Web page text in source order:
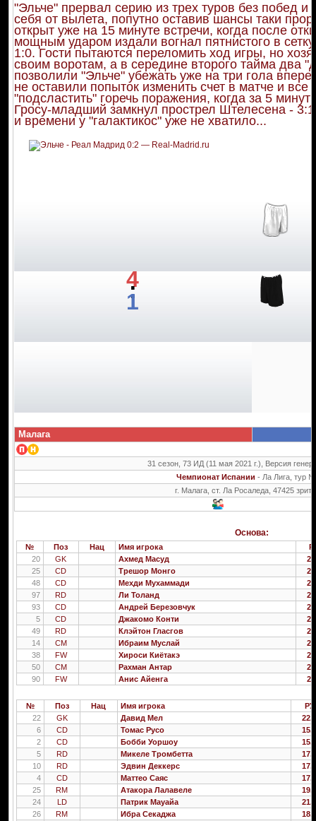
"Эльче" прервал серию из трех туров без побед и
себя от вылета, попутно оставив шансы таки
открыт уже на 15 минуте встречи, когда после
мощным ударом издали вогнал пятнистого в
1:0. Гости пытаются переломить ход игры, но
своим воротам, а в середине второго тайма два
позволили "Эльче" убежать уже на три гола
не оставили попыток изменить счет в матче и все
"подсластить" горечь поражения, когда за 5
Гросу-младший замкнул прострел Штелесена -
и времени у "галактикос" уже не хватило...
4
:
1
Малага
31 сезон, 73 ИД (11 мая 2021 г.), Версия
Чемпионат Испании - Ла Лига, тур
г. Малага, ст. Ла Росаледа, 47425
Основа:
№ Поз Нац Имя игрока
20
GK Ахмед Масуд
25
CD Трешор Монго
48
CD Мехди Мухаммади
97
RD Ли Толанд
93
CD Андрей Березовчук
5
CD Джакомо Конти
49
RD Клэйтон Гласгов
14
CM Ибраим Муслай
38
FW Хироси Киётакэ
50
CM Рахман Антар
90
FW Анис Айенга
№ Поз Нац Имя игрока
РУ
22
GK Давид Мел
6
CD Томас Русо
2
CD Бобби Уоршоу
5
RD Микеле Тромбетта
10
RD Эдвин Деккерс
4
CD Маттео Саяс
25
RM Атакора Лалавеле
24
LD Патрик Мауайа
26
RM Ибра Секаджа